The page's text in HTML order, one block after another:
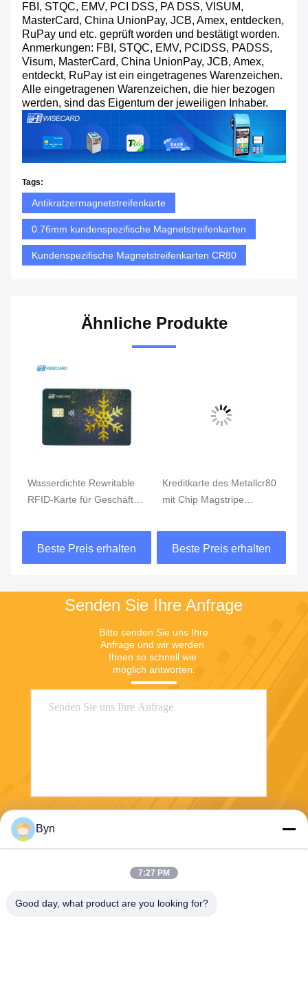
FBI, STQC, EMV, PCI DSS, PA DSS, VISUM,
MasterCard, China UnionPay, JCB, Amex, entdecken,
RuPay und etc. geprüft worden und bestätigt worden.
Anmerkungen: FBI, STQC, EMV, PCIDSS, PADSS,
Visum, MasterCard, China UnionPay, JCB, Amex,
entdeckt, RuPay ist ein eingetragenes Warenzeichen.
Alle eingetragenen Warenzeichen, die hier bezogen
werden, sind das Eigentum der jeweiligen Inhaber.
Tags:
Antikratzermagnetstreifenkarte
0.76mm kundenspezifische Magnetstreifenkarten
Kundenspezifische Magnetstreifenkarten CR80
Ähnliche Produkte
Wasserdichte Rewritable
RFID-Karte für Geschäfts-
Beste Preis erhalten
Kreditkarte des Metallcr80
mit Chip Magstripe
Beste Preis erhalten
Senden Sie Ihre Anfrage
Bitte senden Sie uns Ihre
Anfrage und wir werden
Ihnen so schnell wie
möglich antworten.
Byn
7:27 PM
Good day, what product are you looking for?